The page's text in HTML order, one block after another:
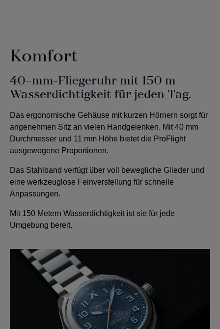
Komfort
40-mm-Fliegeruhr mit 150 m
Wasserdichtigkeit für jeden Tag.
Das ergonomische Gehäuse mit kurzen Hörnern sorgt für
angenehmen Sitz an vielen Handgelenken. Mit 40 mm
Durchmesser und 11 mm Höhe bietet die ProFlight
ausgewogene Proportionen.
Das Stahlband verfügt über voll bewegliche Glieder und
eine werkzeuglose Feinverstellung für schnelle
Anpassungen.
Mit 150 Metern Wasserdichtigkeit ist sie für jede
Umgebung bereit.